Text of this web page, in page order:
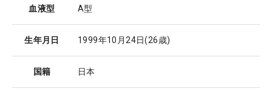
血液型 A型
生年月日 1999年10月24日(26歳)
国籍 日本